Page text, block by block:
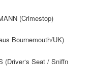
(Crimestop)
Bournemouth/UK)
(Driver‘s Seat / Sniffn